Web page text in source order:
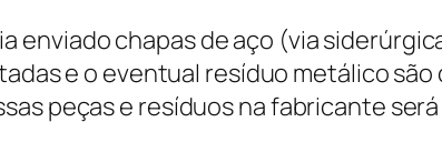
chapas de aço (via
e o eventual resíduo metálico são
peças e resíduos na fabricante